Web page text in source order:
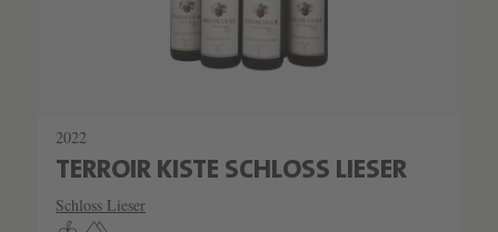
2022
TERROIR KISTE SCHLOSS LIESER
Schloss Lieser